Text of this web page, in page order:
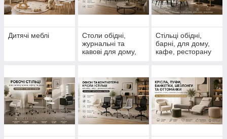
Дитячі меблі
Столи обідні,
журнальні та
кавові для дому,
Стільці обідні,
барні, для дому,
кафе, ресторану